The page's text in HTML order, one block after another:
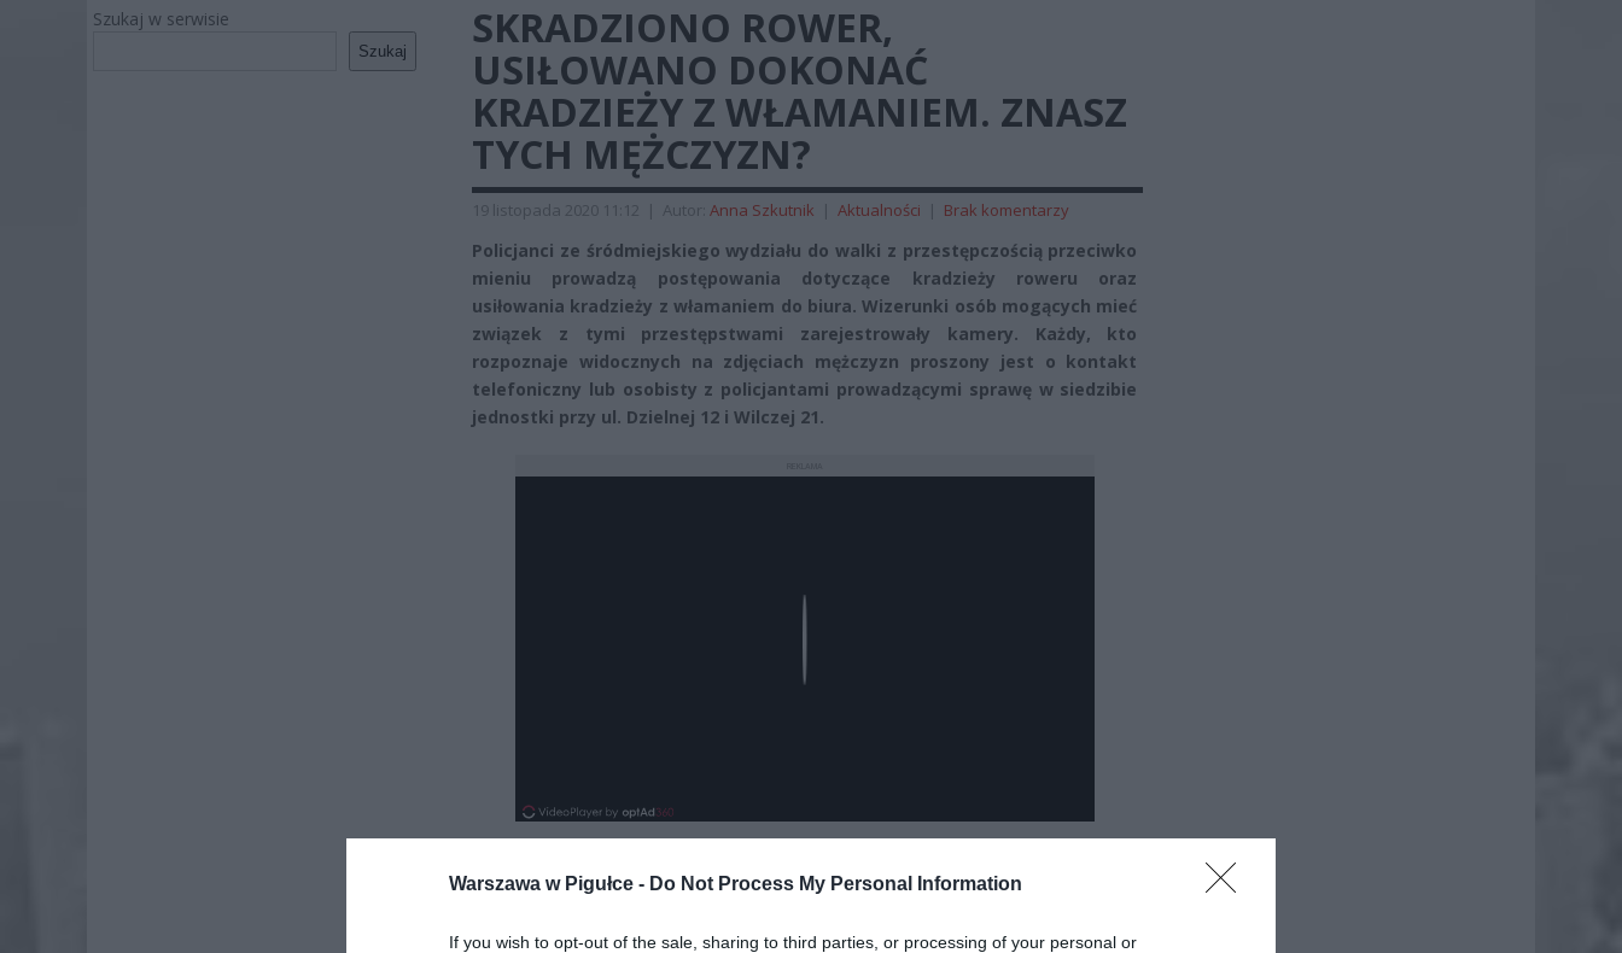
Warszawa w Pigułce - Do Not Process My Personal Information
If you wish to opt-out of the sale, sharing to third parties, or processing of your personal or
Szukaj w serwisie
Szukaj
SKRADZIONO ROWER,
USIŁOWANO DOKONAĆ
KRADZIEŻY Z WŁAMANIEM. ZNASZ
TYCH MĘŻCZYZN?
19 listopada 2020 11:12 | Autor: Anna Szkutnik | Aktualności | Brak komentarzy
Policjanci ze śródmiejskiego wydziału do walki z przestępczością przeciwko
mieniu prowadzą postępowania dotyczące kradzieży roweru oraz
usiłowania kradzieży z włamaniem do biura. Wizerunki osób mogących mieć
związek z tymi przestępstwami zarejestrowały kamery. Każdy, kto
rozpoznaje widocznych na zdjęciach mężczyzn proszony jest o kontakt
telefoniczny lub osobisty z policjantami prowadzącymi sprawę w siedzibie
jednostki przy ul. Dzielnej 12 i Wilczej 21.